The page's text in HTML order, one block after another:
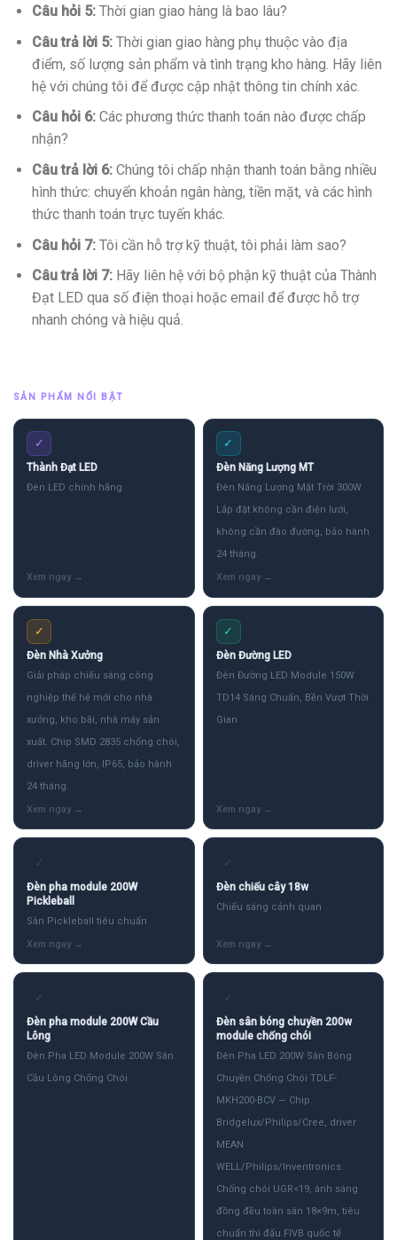
Câu hỏi 5:Thời gian giao hàng là bao lâu?
Câu trả lời 5:Thời gian giao hàng phụ thuộc vào địa
điểm, số lượng sản phẩm và tình trạng kho hàng. Hãy liên
hệ với chúng tôi để được cập nhật thông tin chính xác.
Câu hỏi 6:Các phương thức thanh toán nào được chấp
nhận?
Câu trả lời 6:Chúng tôi chấp nhận thanh toán bằng nhiều
hình thức: chuyển khoản ngân hàng, tiền mặt, và các hình
thức thanh toán trực tuyến khác.
Câu hỏi 7:Tôi cần hỗ trợ kỹ thuật, tôi phải làm sao?
Câu trả lời 7:Hãy liên hệ với bộ phận kỹ thuật của Thành
Đạt LED qua số điện thoại hoặc email để được hỗ trợ
nhanh chóng và hiệu quả.
SẢN PHẨM NỔI BẬT
✓
Thành Đạt LED
Đèn LED chính hãng
✓
Đèn Năng Lượng MT
Đèn Năng Lượng Mặt Trời 300W
Lắp đặt không cần điện lưới,
không cần đào đường, bảo hành
24 tháng.
✓
Đèn Nhà Xưởng
Giải pháp chiếu sáng công
nghiệp thế hệ mới cho nhà
xưởng, kho bãi, nhà máy sản
xuất. Chip SMD 2835 chống chói,
driver hãng lớn, IP65, bảo hành
24 tháng.
✓
Đèn Đường LED
Đèn Đường LED Module 150W
TD14 Sáng Chuẩn, Bền Vượt Thời
Gian
✓
Đèn pha module 200W
Pickleball
Sân Pickleball tiêu chuẩn
✓
Đèn chiếu cây 18w
Chiếu sáng cảnh quan
✓
Đèn pha module 200W Cầu
Lông
Đèn Pha LED Module 200W Sân
Cầu Lông Chống Chói
✓
Đèn sân bóng chuyền 200w
module chống chói
Đèn Pha LED 200W Sân Bóng
Chuyền Chống Chói TDLF-
MKH200-BCV — Chip
Bridgelux/Philips/Cree, driver
MEAN
WELL/Philips/Inventronics.
Chống chói UGR<19, ánh sáng
đồng đều toàn sân 18×9m, tiêu
chuẩn thi đấu FIVB quốc tế